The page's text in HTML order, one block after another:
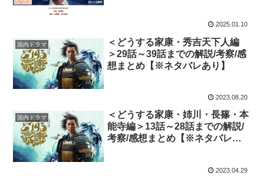
2025.01.10
国内ドラマ
＜どうする家康・秀吉天下人編
＞29話～39話までの解説/考察/感
想まとめ【※ネタバレあり】
2023.08.20
国内ドラマ
＜どうする家康・姉川・長篠・本
能寺編＞13話～28話までの解説/
考察/感想まとめ【※ネタバレあ
2023.04.29